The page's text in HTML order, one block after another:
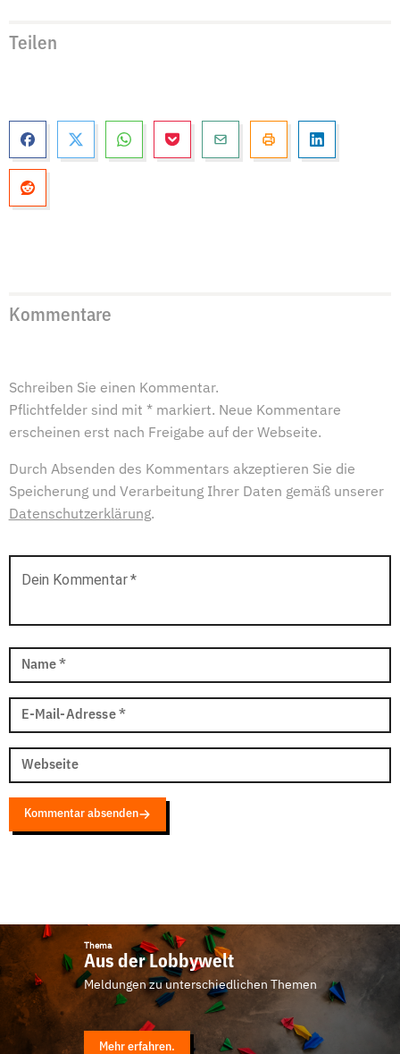
Teilen
Kommentare
Schreiben Sie einen Kommentar.
Pflichtfelder sind mit * markiert. Neue Kommentare
erscheinen erst nach Freigabe auf der Webseite.
Durch Absenden des Kommentars akzeptieren Sie die
Speicherung und Verarbeitung Ihrer Daten gemäß unserer
Datenschutzerklärung.
Dein Kommentar*
Name *
E-Mail-Adresse *
Webseite
Kommentar absenden
Thema
Aus der Lobbywelt
Meldungen zu unterschiedlichen Themen
Mehr erfahren.